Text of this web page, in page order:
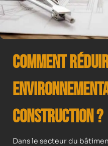
Comment
Construction ?
Dans le secteur du